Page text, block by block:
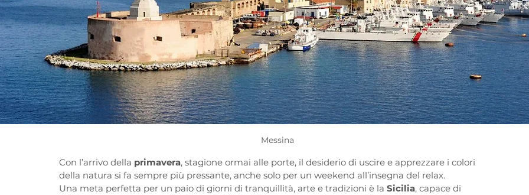
Messina
Con l’arrivo della primavera, stagione ormai alle porte, il desiderio di uscire e apprezzare i colori
della natura si fa sempre più pressante, anche solo per un weekend all’insegna del relax.
Una meta perfetta per un paio di giorni di tranquillità, arte e tradizioni è la Sicilia, capace di